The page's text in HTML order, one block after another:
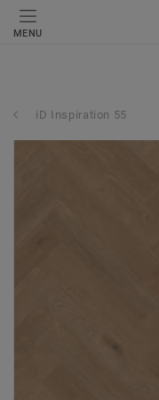
MENU
iD Inspiration 55